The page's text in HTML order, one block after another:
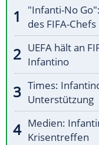
"Infanti-No
des FIFA-Chefs
UEFA hält an
Infantino
Times:
Unterstützung
Medien:
Krisentreffen